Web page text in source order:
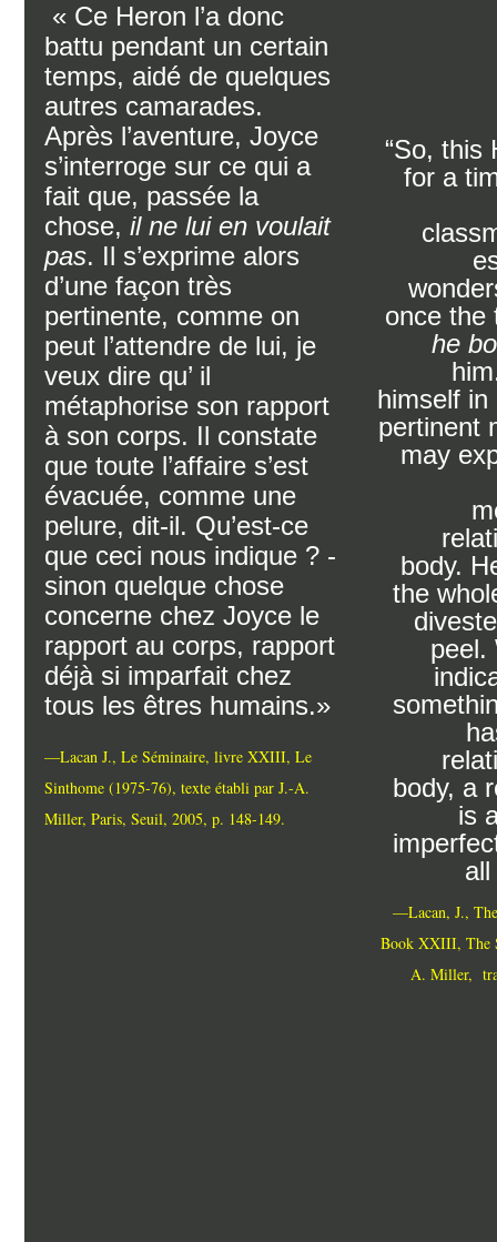
« Ce Heron l’a donc
battu pendant un certain
temps, aidé de quelques
autres camarades.
Après l’aventure, Joyce
s’interroge sur ce qui a
fait que, passée la
chose,il ne lui en voulait
pas. Il s’exprime alors
d’une façon très
pertinente, comme on
peut l’attendre de lui, je
veux dire qu’ il
métaphorise son rapport
à son corps. Il constate
que toute l’affaire s’est
évacuée, comme une
pelure, dit-il. Qu’est-ce
que ceci nous indique ? -
sinon quelque chose
concerne chez Joyce le
rapport au corps, rapport
déjà si imparfait chez
tous les êtres humains.»
—Lacan J., Le Séminaire, livre XXIII, Le
Sinthome (1975-76), texte établi par J.-A.
Miller, Paris, Seuil, 2005, p. 148-149.
“So, this
for a
once the
he
himself in
pertinent
may
body.
the
peel.
body, a
is
—Lacan, J.,
Book XXIII, The
A. Miller,